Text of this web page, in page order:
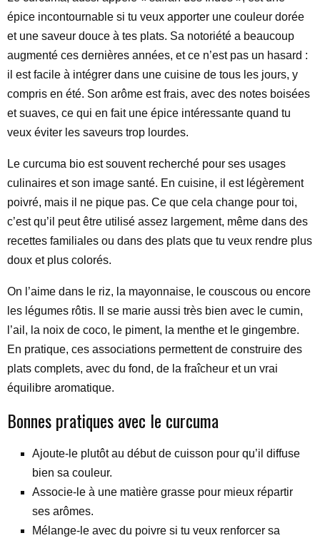
épice incontournable si tu veux apporter une couleur dorée
et une saveur douce à tes plats. Sa notoriété a beaucoup
augmenté ces dernières années, et ce n’est pas un hasard :
il est facile à intégrer dans une cuisine de tous les jours, y
compris en été. Son arôme est frais, avec des notes boisées
et suaves, ce qui en fait une épice intéressante quand tu
veux éviter les saveurs trop lourdes.
Le curcuma bio est souvent recherché pour ses usages
culinaires et son image santé. En cuisine, il est légèrement
poivré, mais il ne pique pas. Ce que cela change pour toi,
c’est qu’il peut être utilisé assez largement, même dans des
recettes familiales ou dans des plats que tu veux rendre plus
doux et plus colorés.
On l’aime dans le riz, la mayonnaise, le couscous ou encore
les légumes rôtis. Il se marie aussi très bien avec le cumin,
l’ail, la noix de coco, le piment, la menthe et le gingembre.
En pratique, ces associations permettent de construire des
plats complets, avec du fond, de la fraîcheur et un vrai
équilibre aromatique.
Bonnes pratiques avec le curcuma
Ajoute-le plutôt au début de cuisson pour qu’il diffuse
bien sa couleur.
Associe-le à une matière grasse pour mieux répartir
ses arômes.
Mélange-le avec du poivre si tu veux renforcer sa